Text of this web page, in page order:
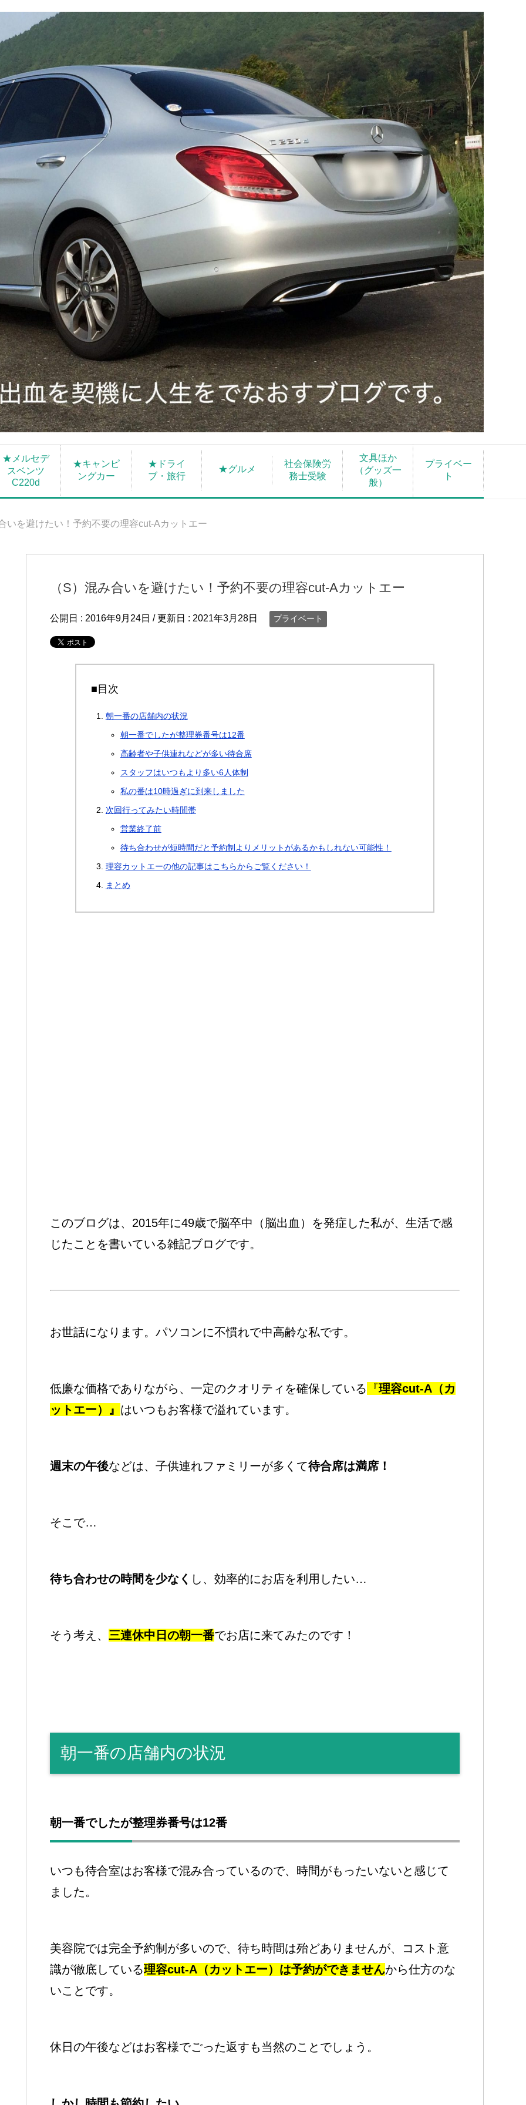
★メルセデ
スベンツ
C220d
★キャンピ
ングカー
★ドライ
ブ・旅行
★グルメ
社会保険労
務士受験
文具ほか
（グッズ一
般）
プライベー
ト
いを避けたい！予約不要の理容cut-Aカットエー
（S）混み合いを避けたい！予約不要の理容cut-Aカットエー
公開日 : 2016年9月24日 / 更新日 : 2021年3月28日 プライベート
■目次
朝一番の店舗内の状況
朝一番でしたが整理券番号は12番
高齢者や子供連れなどが多い待合席
スタッフはいつもより多い6人体制
私の番は10時過ぎに到来しました
次回行ってみたい時間帯
営業終了前
待ち合わせが短時間だと予約制よりメリットがあるかもしれない可能性！
理容カットエーの他の記事はこちらからご覧ください！
まとめ
このブログは、2015年に49歳で脳卒中（脳出血）を発症した私が、生活で感
じたことを書いている雑記ブログです。
お世話になります。パソコンに不慣れで中高齢な私です。
低廉な価格でありながら、一定のクオリティを確保している 『理容cut-A（カ
ットエー）』 はいつもお客様で溢れています。
週末の午後などは、子供連れファミリーが多くて待合席は満席！
そこで…
待ち合わせの時間を少なく し、効率的にお店を利用したい…
そう考え、 三連休中日の朝一番でお店に来てみたのです！
朝一番の店舗内の状況
朝一番でしたが整理券番号は12番
いつも待合室はお客様で混み合っているので、時間がもったいないと感じて
ました。
美容院では完全予約制が多いので、待ち時間は殆どありませんが、コスト意
識が徹底している理容cut-A（カットエー）は予約ができませんから仕方のな
いことです。
休日の午後などはお客様でごった返すも当然のことでしょう。